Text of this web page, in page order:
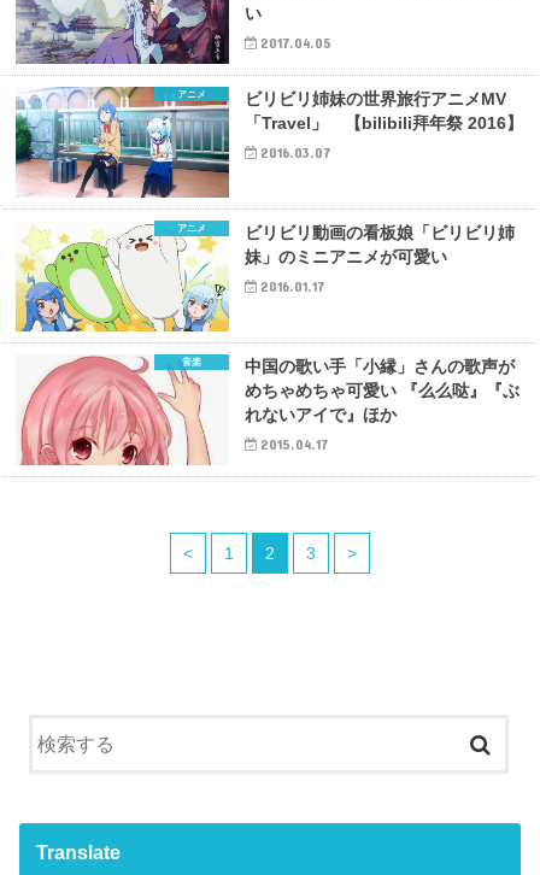
い
2017.04.05
アニメ
ビリビリ姉妹の世界旅行アニメMV
「Travel」 【bilibili拜年祭 2016】
2016.03.07
アニメ
ビリビリ動画の看板娘「ビリビリ姉
妹」のミニアニメが可愛い
2016.01.17
音楽
中国の歌い手「小縁」さんの歌声が
めちゃめちゃ可愛い 『么么哒』『ぶ
れないアイで』ほか
2015.04.17
< 1 2 3 >
Translate